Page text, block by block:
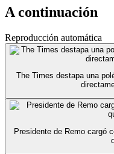
A continuación
Reproducción automática
The Times destapa una
Presidente de Remo cargó